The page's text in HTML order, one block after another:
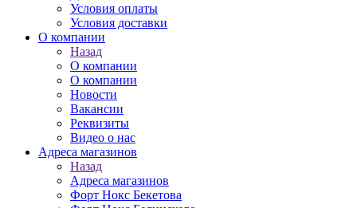
Условия оплаты
Условия доставки
О компании
Назад
О компании
О компании
Новости
Вакансии
Реквизиты
Видео о нас
Адреса магазинов
Назад
Адреса магазинов
Форт Нокс Бекетова